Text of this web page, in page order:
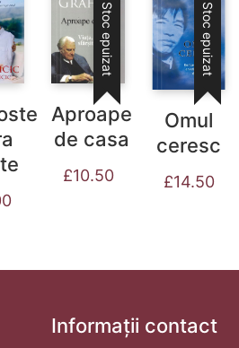
Stoc epuizat
Aproape
de casa
£10.50
Stoc epuizat
Omul
ceresc
£14.50
Informații contact